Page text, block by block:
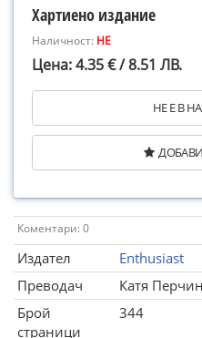
Хартиено издание
Наличност: НЕ
Цена: 4.35 € / 8.51 ЛВ.
НЕ Е В
Коментари: 0
Издател
Enthusiast
Преводач
Катя
Брой
страници
344